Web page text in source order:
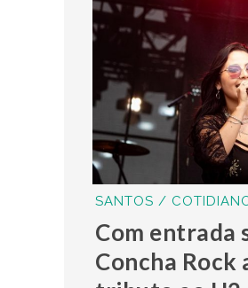
SANTOS /
Com entrada
Concha Rock